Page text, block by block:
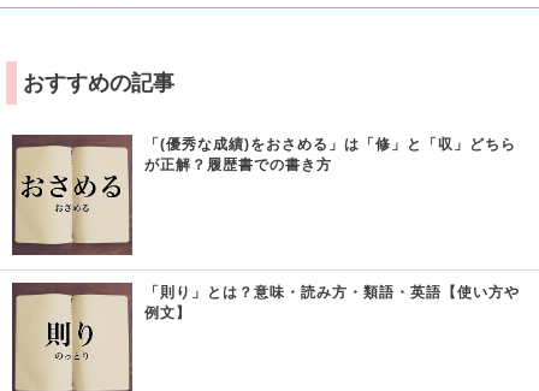
おすすめの記事
「(優秀な成績)をおさめる」は「修」と「収」どちら
が正解？履歴書での書き方
「則り」とは？意味・読み方・類語・英語【使い方や
例文】